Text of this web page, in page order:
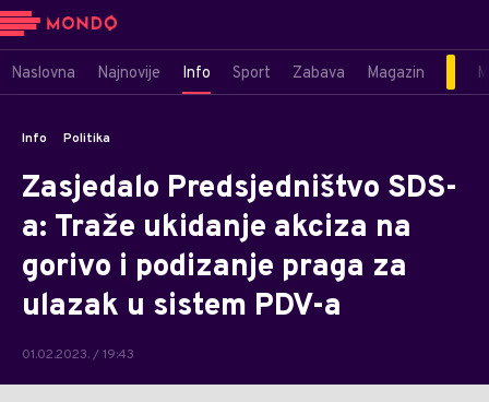
Naslovna Najnovije Info Sport Zabava Magazin
Info Politika
Zasjedalo Predsjedništvo SDS-
a: Traže ukidanje akciza na
gorivo i podizanje praga za
ulazak u sistem PDV-a
01.02.2023. / 19:43